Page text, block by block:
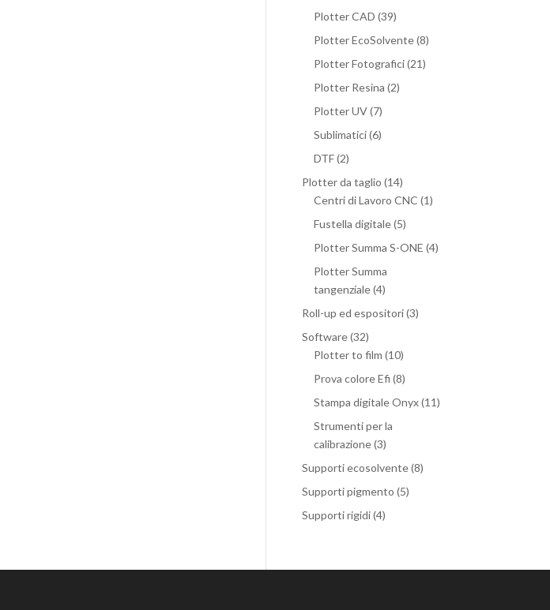
Plotter CAD (39)
Plotter EcoSolvente(8)
Plotter Fotografici(21)
Plotter Resina (2)
Plotter UV(7)
Sublimatici(6)
DTF(2)
Plotter da taglio (14)
Centri di Lavoro CNC (1)
Fustella digitale(5)
Plotter Summa S-ONE (4)
Plotter Summa
tangenziale(4)
Roll-up ed espositori(3)
Software(32)
Plotter to film (10)
Prova colore Efi (8)
Stampa digitale Onyx(11)
Strumenti per la
calibrazione(3)
Supporti ecosolvente(8)
Supporti pigmento (5)
Supporti rigidi(4)